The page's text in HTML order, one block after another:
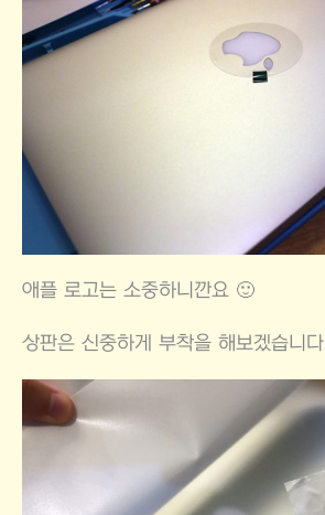
애플 로고는 소중하니깐요 🙂
상판은 신중하게 부착을 해보겠습니다.